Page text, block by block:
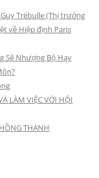
Trébulle (Thị trưởng
về Hiệp định Paris
Sẽ Nhượng Bộ Hay
LÀM VIỆC VỚI HỘI
THANH